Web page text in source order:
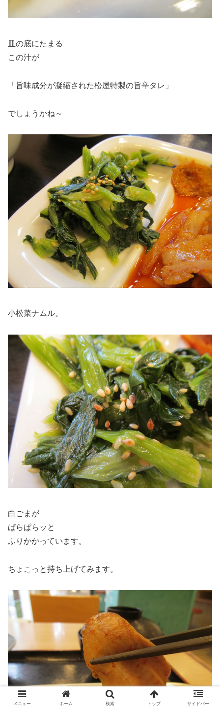
皿の底にたまる
この汁が
「旨味成分が凝縮された松屋特製の旨辛タレ」
でしょうかね～
小松菜ナムル。
白ごまが
ぱらぱらッと
ふりかかっています。
ちょこっと持ち上げてみます。
メニュー ホーム 検索 トップ サイドバー